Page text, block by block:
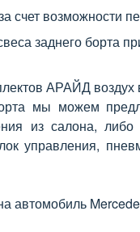
счет возможности
заднего борта
АРАЙД
мы можем
из салона,
управления,
автомобиль